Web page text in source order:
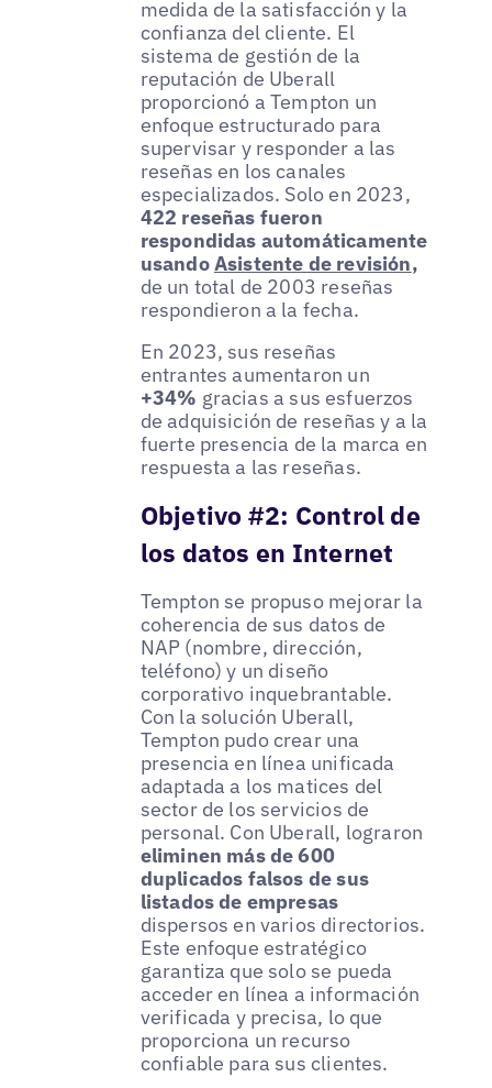
medida de la satisfacción y la
confianza del cliente. El
sistema de gestión de la
reputación de Uberall
proporcionó a Tempton un
enfoque estructurado para
supervisar y responder a las
reseñas en los canales
especializados. Solo en 2023,
422 reseñas fueron
respondidas automáticamente
usandoAsistente de revisión,
de un total de 2003 reseñas
respondieron a la fecha.
En 2023, sus reseñas
entrantes aumentaron un
+34% gracias a sus esfuerzos
de adquisición de reseñas y a la
fuerte presencia de la marca en
respuesta a las reseñas.
Objetivo #2: Control de
los datos en Internet
Tempton se propuso mejorar la
coherencia de sus datos de
NAP (nombre, dirección,
teléfono) y un diseño
corporativo inquebrantable.
Con la solución Uberall,
Tempton pudo crear una
presencia en línea unificada
adaptada a los matices del
sector de los servicios de
personal. Con Uberall, lograron
eliminen más de 600
duplicados falsos de sus
listados de empresas
dispersos en varios directorios.
Este enfoque estratégico
garantiza que solo se pueda
acceder en línea a información
verificada y precisa, lo que
proporciona un recurso
confiable para sus clientes.